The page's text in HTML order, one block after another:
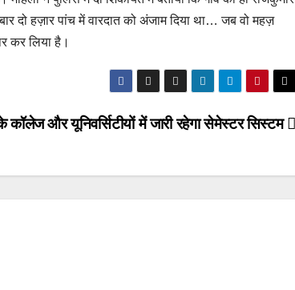
दो हज़ार पांच में वारदात को अंजाम दिया था… जब वो महज़
कर लिया है।
कॉलेज और यूनिवर्सिटीयों में जारी रहेगा सेमेस्टर सिस्टम